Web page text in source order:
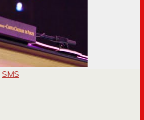
SMS